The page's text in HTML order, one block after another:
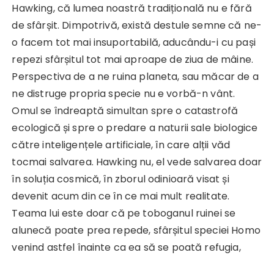
Hawking, că lumea noastră tradițională nu e fără
de sfârșit. Dimpotrivă, există destule semne că ne-
o facem tot mai insuportabilă, aducându-i cu pași
repezi sfârșitul tot mai aproape de ziua de mâine.
Perspectiva de a ne ruina planeta, sau măcar de a
ne distruge propria specie nu e vorbă-n vânt.
Omul se îndreaptă simultan spre o catastrofă
ecologică și spre o predare a naturii sale biologice
către inteligențele artificiale, în care alții văd
tocmai salvarea. Hawking nu, el vede salvarea doar
în soluția cosmică, în zborul odinioară visat și
devenit acum din ce în ce mai mult realitate.
Teama lui este doar că pe toboganul ruinei se
alunecă poate prea repede, sfârșitul speciei Homo
venind astfel înainte ca ea să se poată refugia,